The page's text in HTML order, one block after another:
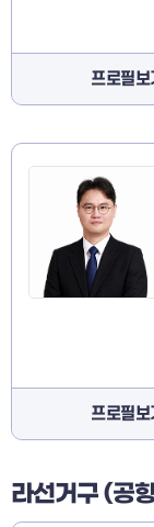
프로필보
프로필보
라선거구 (공